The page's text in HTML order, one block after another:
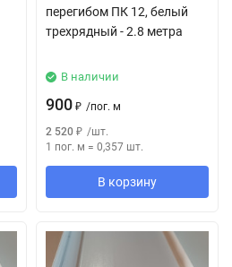
перегибом ПК 12, белый
трехрядный - 2.8 метра
В наличии
900 ₽ /пог. м
2 520 ₽ /шт.
1 пог. м = 0,357 шт.
В корзину